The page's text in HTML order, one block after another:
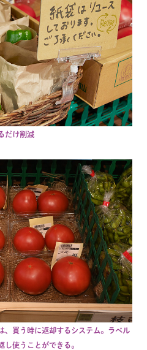
だけ削減
、買う時に返却するシステム。ラベル
し使うことができる。